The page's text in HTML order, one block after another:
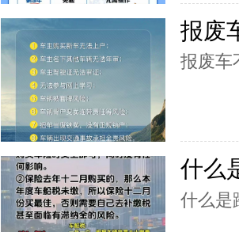
报废
报废车
什么
什么是